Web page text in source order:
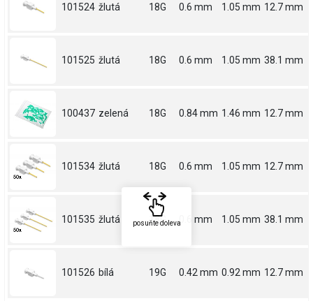
101524 žlutá 18G 0.6 mm 1.05 mm 12.7 mm
101525 žlutá 18G 0.6 mm 1.05 mm 38.1 mm
100437 zelená 18G 0.84 mm 1.46 mm 12.7 mm
101534 žlutá 18G 0.6 mm 1.05 mm 12.7 mm
101535 žlutá 18G 0.6 mm 1.05 mm 38.1 mm
101526 bílá 19G 0.42 mm 0.92 mm 12.7 mm
posuňte doleva